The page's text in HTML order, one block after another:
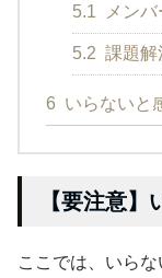
5.1 メン
5.2 課題解
6 いらないと
【要注意
ここでは、いら